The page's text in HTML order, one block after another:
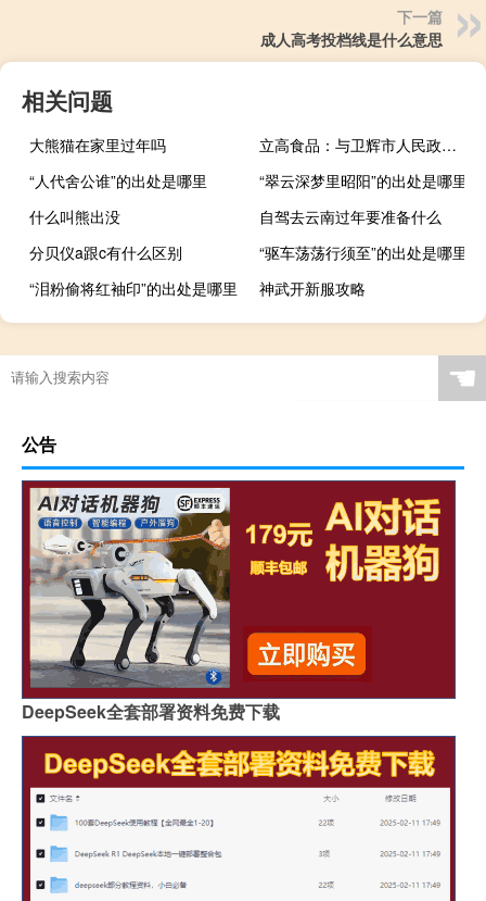
下一篇
成人高考投档线是什么意思
相关问题
大熊猫在家里过年吗
立高食品：与卫辉市人民政府签署项目投资协议书
“人代舍公谁”的出处是哪里
“翠云深梦里昭阳”的出处是哪里
什么叫熊出没
自驾去云南过年要准备什么
分贝仪a跟c有什么区别
“驱车荡荡行须至”的出处是哪里
“泪粉偷将红袖印”的出处是哪里
神武开新服攻略
☚
公告
DeepSeek全套部署资料免费下载